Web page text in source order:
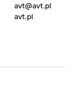
avt@avt.pl
avt.pl